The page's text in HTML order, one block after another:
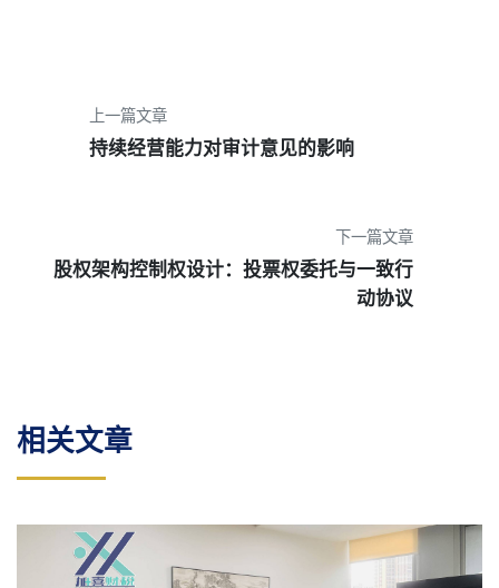
上一篇文章
持续经营能力对审计意见的影响
下一篇文章
股权架构控制权设计：投票权委托与一致行
动协议
相关文章